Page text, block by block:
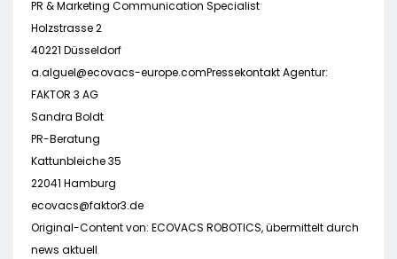
PR & Marketing Communication Specialist
Holzstrasse 2
40221 Düsseldorf
a.alguel@ecovacs-europe.comPressekontaktAgentur:
FAKTOR 3 AG
Sandra Boldt
PR-Beratung
Kattunbleiche 35
22041 Hamburg
ecovacs@faktor3.de
Original-Content von: ECOVACS ROBOTICS, übermittelt durch
news aktuell